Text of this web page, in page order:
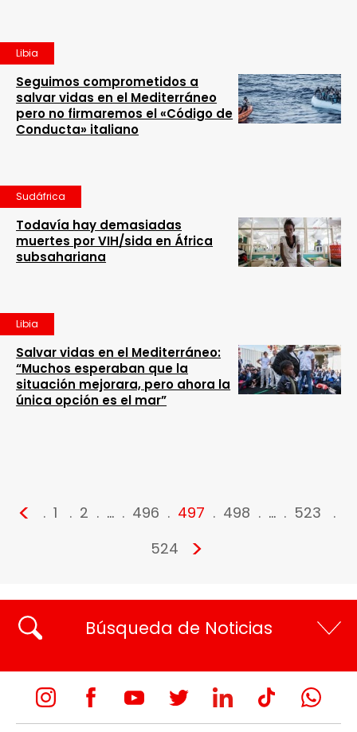
Libia
Seguimos comprometidos a
salvar vidas en el Mediterráneo
pero no firmaremos el «Código de
Conducta» italiano
Sudáfrica
Todavía hay demasiadas
muertes por VIH/sida en África
subsahariana
Libia
Salvar vidas en el Mediterráneo:
“Muchos esperaban que la
situación mejorara, pero ahora la
única opción es el mar”
< 1 2 … 496 497 498 …
523
524
>
Búsqueda de Noticias